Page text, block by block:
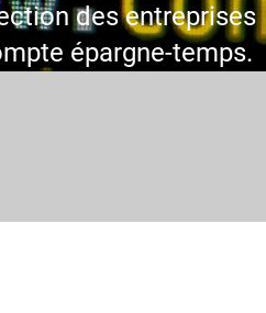
des entreprises
épargne-temps.